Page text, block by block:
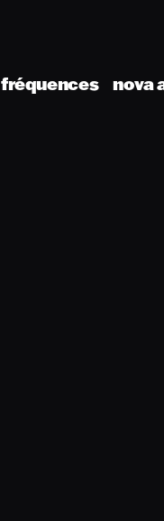
fréquences nova